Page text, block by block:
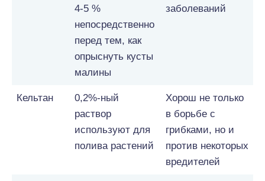
4-5 %
непосредственно
перед тем, как
опрыснуть кусты
малины
заболеваний
Кельтан
0,2%-ный
раствор
используют для
полива растений
Хорош не только
в борьбе с
грибками, но и
против некоторых
вредителей